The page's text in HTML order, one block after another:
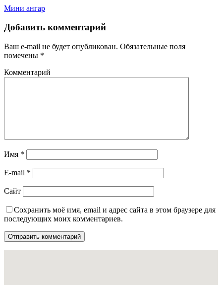
Мини ангар
Добавить комментарий
Ваш e-mail не будет опубликован. Обязательные поля
помечены *
Комментарий
Имя *
E-mail *
Сайт
Сохранить моё имя, email и адрес сайта в этом браузере для
последующих моих комментариев.